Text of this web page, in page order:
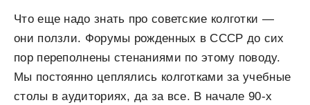
Что еще надо знать про советские колготки —
они ползли. Форумы рожденных в СССР до сих
пор переполнены стенаниями по этому поводу.
Мы постоянно цеплялись колготками за учебные
столы в аудиториях, да за все. В начале 90-х